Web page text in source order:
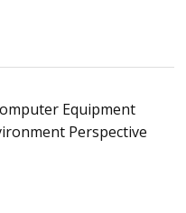
Equipment
Perspective